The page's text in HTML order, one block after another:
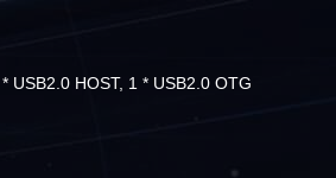
USB2.0 HOST, 1 * USB2.0 OTG